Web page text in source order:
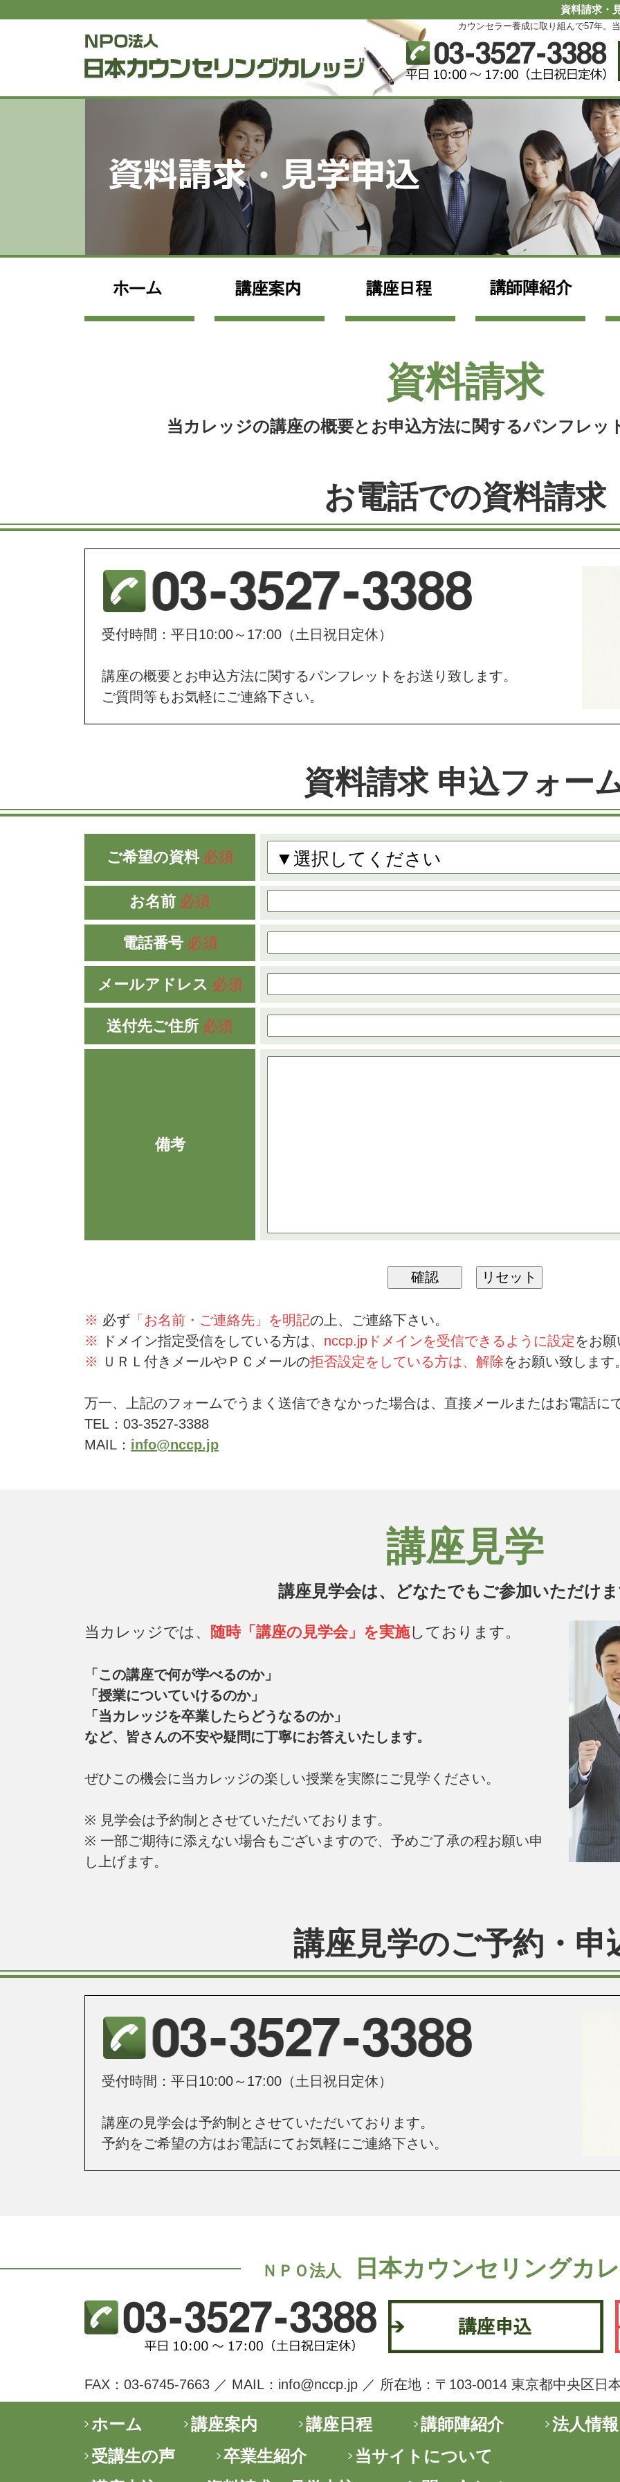
資料請求・
カウンセラー養成に取り組んで57年。
資料請求
当カレッジの講座の概要とお申込方法に関するパンフレッ
お電話での資料請求
受付時間：平日10:00～17:00（土日祝日定休）
講座の概要とお申込方法に関するパンフレットをお送り致します。
ご質問等もお気軽にご連絡下さい。
資料請求 申込フォー
ご希望の資料 必須
お名前 必須
電話番号 必須
メールアドレス 必須
送付先ご住所 必須
備考
※ 必ず 「お名前・ご連絡先」を明記の上、ご連絡下さい。
※
ドメイン指定受信をしている方は、 nccp.jpドメインを受信できるように設定をお
※
ＵＲＬ付きメールやＰＣメールの拒否設定をしている方は、解除をお願い致します
万一、上記のフォームでうまく送信できなかった場合は、直接メールまたはお電話に
TEL：03-3527-3388
MAIL： info@nccp.jp
講座見学
講座見学会は、どなたでもご参加いただけ
当カレッジでは、 随時「講座の見学会」を実施しております。
「この講座で何が学べるのか」
「授業についていけるのか」
「当カレッジを卒業したらどうなるのか」
など、皆さんの不安や疑問に丁寧にお答えいたします。
ぜひこの機会に当カレッジの楽しい授業を実際にご見学ください。
※ 見学会は予約制とさせていただいております。
※ 一部ご期待に添えない場合もございますので、予めご了承の程お願い申
し上げます。
講座見学のご予約・申
受付時間：平日10:00～17:00（土日祝日定休）
講座の見学会は予約制とさせていただいております。
予約をご希望の方はお電話にてお気軽にご連絡下さい。
ＮＰＯ法人 日本カウンセリングカ
FAX：03-6745-7663 ／ MAIL：info@nccp.jp ／ 所在地：〒103-0014 東京都中央区日
ホーム 講座案内 講座日程 講師陣紹介
法人情報
受講生の声
卒業生紹介
当サイトについて